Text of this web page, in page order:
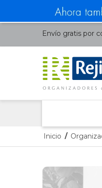
Envío gratis por
Inicio /